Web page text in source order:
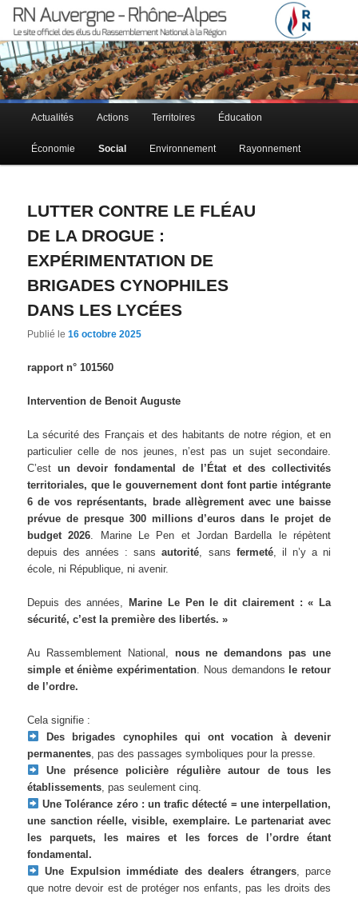
RN Auvergne – Rhône-Alpes
Le site officiel des élus RN à la région Auvergne – Rhône-Alpes
Menu principal
Aller au contenu principal
Aller au contenu secondaire
Actualités Actions Territoires Éducation
Économie Social Environnement Rayonnement
LUTTER CONTRE LE FLÉAU
DE LA DROGUE :
EXPÉRIMENTATION DE
BRIGADES CYNOPHILES
DANS LES LYCÉES
Publié le16 octobre 2025
rapport n° 101560
Intervention de Benoit Auguste
La sécurité des Français et des habitants de notre région, et en
particulier celle de nos jeunes, n’est pas un sujet secondaire.
C’estun devoir fondamental de l’État et des collectivités
territoriales, que le gouvernement dont font partie intégrante
6 de vos représentants, brade allègrement avec une baisse
prévue de presque 300 millions d’euros dans le projet de
budget 2026 . Marine Le Pen et Jordan Bardella le répètent
depuis des années : sansautorité , sans fermeté, il n’y a ni
école, ni République, ni avenir.
Depuis des années,
Marine Le Pen le dit clairement : « La
sécurité, c’est la première des libertés. »
Au Rassemblement National, nous ne demandons pas une
simple et énième expérimentation. Nous demandons le retour
de l’ordre.
Cela signifie :
Des brigades cynophiles qui ont vocation à devenir
permanentes, pas des passages symboliques pour la presse.
Une présence policière régulière autour de tous les
établissements, pas seulement cinq.
Une Tolérance zéro : un trafic détecté = une interpellation,
une sanction réelle, visible, exemplaire. Le partenariat avec
les parquets, les maires et les forces de l’ordre étant
fondamental.
Une
Expulsion immédiate des dealers étrangers, parce
que notre devoir est de protéger nos enfants, pas les droits des